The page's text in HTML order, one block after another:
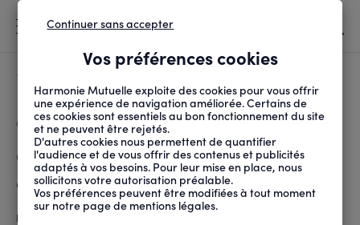
D'ARIANE
ACCUEIL PRÉVENTION SANTÉ ET ... ALIMENTATION COMMENT ÉVITER LES T...
Comment éviter les troubles
digestifs pendant les fêtes ?
Publié le
Vos préférences cookies
Harmonie Mutuelle exploite des cookies pour vous offrir
une expérience de navigation améliorée. Certains de
ces cookies sont essentiels au bon fonctionnement du site
et ne peuvent être rejetés.
D'autres cookies nous permettent de quantifier
l'audience et de vous offrir des contenus et publicités
adaptés à vos besoins. Pour leur mise en place, nous
sollicitons votre autorisation préalable.
Vos préférences peuvent être modifiées à tout moment
sur notre page de mentions légales.
Continuer sans accepter